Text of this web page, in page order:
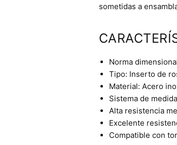
sometidas a
Norma
Tipo: Inserto de
Material: Acero
Sistema de
Alta resistencia
Excelente
Compatible con